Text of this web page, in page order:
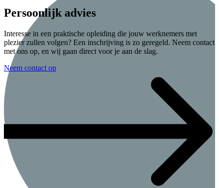
Persoonlijk advies
Interesse in een praktische opleiding die jouw werknemers met
plezier zullen volgen? Een inschrijving is zo geregeld. Neem contact
met ons op, en wij gaan direct voor je aan de slag.
Neem contact op